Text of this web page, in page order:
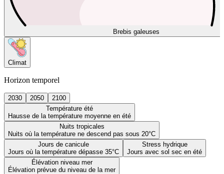
Brebis galeuses
Climat
Horizon temporel
2030 2050
2100
Température été
Hausse de la température moyenne en été
Nuits tropicales
Nuits où la température ne descend pas sous 20°C
Jours de canicule
Jours où la température dépasse 35°C
Stress hydrique
Jours avec sol sec en été
Élévation niveau mer
Élévation prévue du niveau de la mer